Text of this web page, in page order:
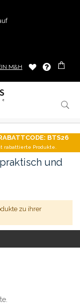
M&H
BTS26
rabattierte Produkte.
und
zu ihrer